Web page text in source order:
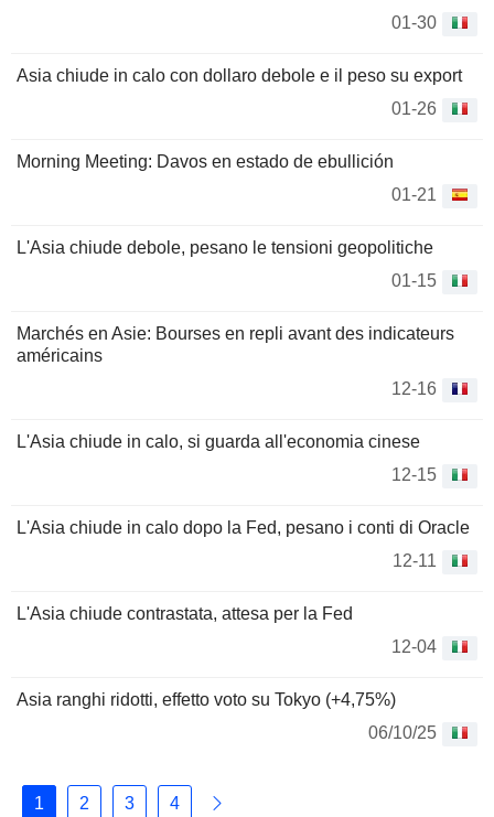
01-30
Asia chiude in calo con dollaro debole e il peso su export
01-26
Morning Meeting: Davos en estado de ebullición
01-21
L'Asia chiude debole, pesano le tensioni geopolitiche
01-15
Marchés en Asie: Bourses en repli avant des indicateurs
américains
12-16
L'Asia chiude in calo, si guarda all'economia cinese
12-15
L'Asia chiude in calo dopo la Fed, pesano i conti di Oracle
12-11
L'Asia chiude contrastata, attesa per la Fed
12-04
Asia ranghi ridotti, effetto voto su Tokyo (+4,75%)
06/10/25
1 2 3 4